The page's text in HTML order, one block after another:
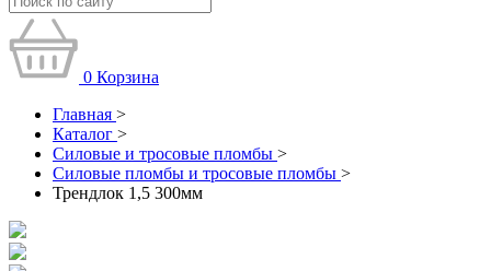
0 Корзина
Главная >
Каталог >
Силовые и тросовые пломбы >
Силовые пломбы и тросовые пломбы >
Трендлок 1,5 300мм